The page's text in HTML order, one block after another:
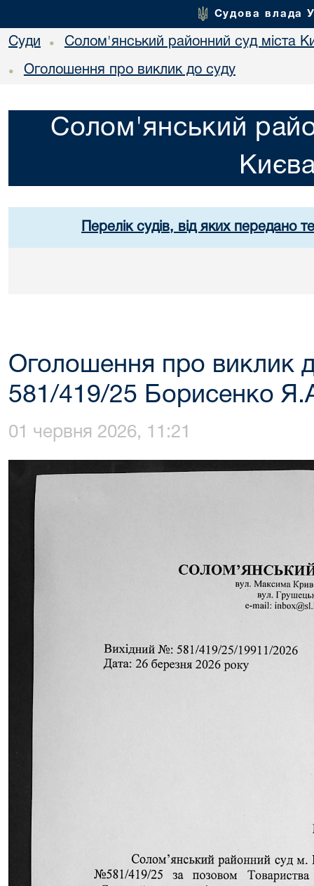
Судова влада
Суди • Солом'янський районний суд міста
• Оголошення про виклик до суду
Солом'янський
Перелік судів, від яких передано
Оголошення про виклик
581/419/25 Борисенко
01 червня 2026, 11:21